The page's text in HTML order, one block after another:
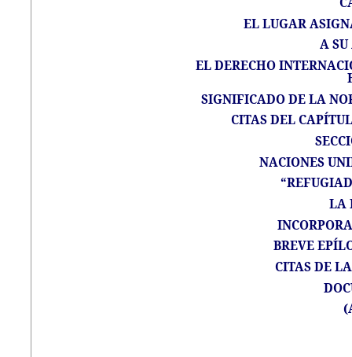
EL LUGAR
A
EL DERECHO
SIGNIFICADO DE LA
CITAS DEL
NACIONES
LA
BREVE
CITAS DE